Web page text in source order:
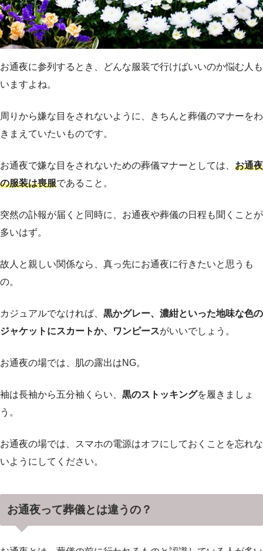
お通夜に参列するとき、どんな服装で行けばいいのか悩む人も
いますよね。
周りから嫌な目をされないように、きちんと葬儀のマナーをわ
きまえていたいものです。
お通夜で嫌な目をされないための葬儀マナーとしては、 お通夜
の服装は喪服であること。
突然の訃報が届くと同時に、お通夜や葬儀の日程も聞くことが
多いはず。
故人と親しい関係なら、真っ先にお通夜に行きたいと思うも
の。
カジュアルでなければ、 黒かグレー、濃紺といった地味な色の
ジャケットにスカートか、ワンピースがいいでしょう。
お通夜の場では、肌の露出はNG。
袖は長袖から五分袖くらい、 黒のストッキングを履きましょ
う。
お通夜の場では、スマホの電源はオフにしておくことを忘れな
いようにしてください。
お通夜って葬儀とは違うの？